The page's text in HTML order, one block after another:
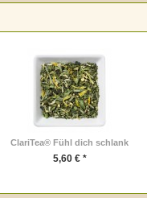
ClariTea® Fühl dich schlank
5,60 € *